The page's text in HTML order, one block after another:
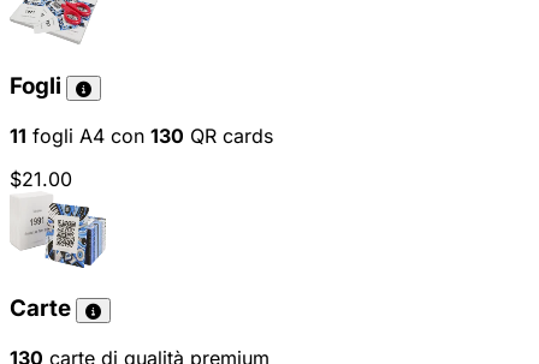
Fogli
11 fogli A4 con 130 QR cards
$21.00
Carte
130 carte di qualità premium